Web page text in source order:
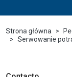
Strona główna
Serwowanie